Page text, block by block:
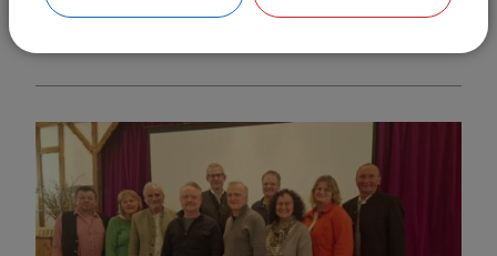
Weiterlesen